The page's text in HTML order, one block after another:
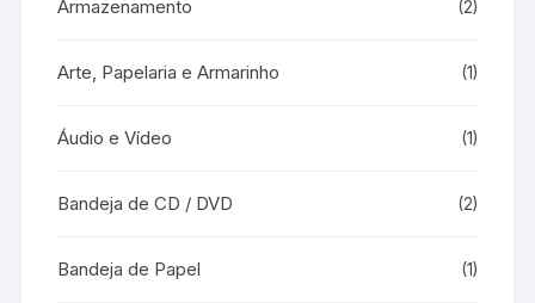
Armazenamento (2)
Arte, Papelaria e Armarinho (1)
Áudio e Vídeo (1)
Bandeja de CD / DVD (2)
Bandeja de Papel (1)